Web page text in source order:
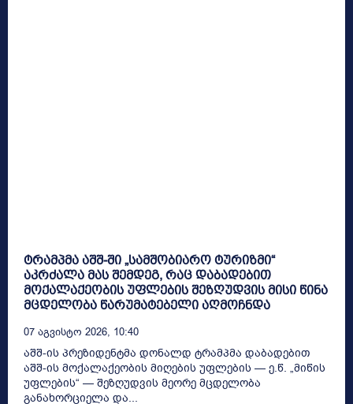
ტრამპმა აშშ-ში „სამშობიარო ტურიზმი“
აკრძალა მას შემდეგ, რაც დაბადებით
მოქალაქეობის უფლების შეზღუდვის მისი წინა
მცდელობა წარუმატებელი აღმოჩნდა
07 Აგვისტო 2026, 10:40
აშშ-ის პრეზიდენტმა დონალდ ტრამპმა დაბადებით
აშშ-ის მოქალაქეობის მიღების უფლების — ე.წ. „მიწის
უფლების“ — შეზღუდვის მეორე მცდელობა
განახორციელა და...